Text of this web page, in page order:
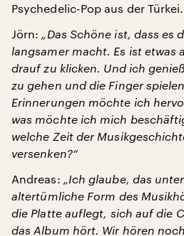
Psychedelic-Pop aus der Türkei.
Jörn: „Das Schöne ist, dass es
langsamer macht. Es ist etwas
drauf zu klicken. Und ich
zu gehen und die Finger
Erinnerungen möchte ich
was möchte ich mich
welche Zeit der
versenken?“
Andreas: „Ich glaube, das
altertümliche Form des
die Platte auflegt, sich auf die
das Album hört. Wir hören